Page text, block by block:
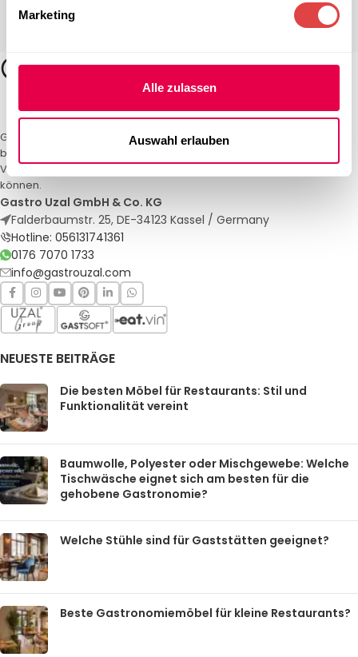
Marketing
Alle zulassen
Auswahl erlauben
Gastro Uzal – Ihr Spezialist für Gastronomiemöbel und -textilien. Wir
bieten maßgeschneiderte Lösungen für Restaurants, Hotels und
Veranstaltungen. Qualität und Service, auf die Sie sich verlassen
können.
Gastro Uzal GmbH & Co. KG
Falderbaumstr. 25, DE-34123 Kassel / Germany
Hotline: 056131741361
0176 7070 1733
info@gastrouzal.com
NEUESTE BEITRÄGE
Die besten Möbel für Restaurants: Stil und
Funktionalität vereint
Baumwolle, Polyester oder Mischgewebe: Welche
Tischwäsche eignet sich am besten für die
gehobene Gastronomie?
Welche Stühle sind für Gaststätten geeignet?
Beste Gastronomiemöbel für kleine Restaurants?